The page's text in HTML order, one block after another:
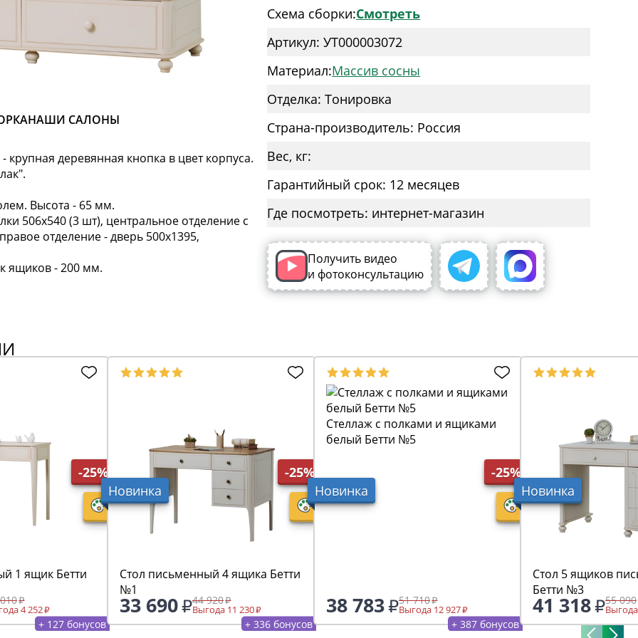
НАШИ САЛОНЫ
деревянная кнопка в цвет корпуса.
Высота - 65 мм.
506х540 (3 шт), центральное отделение с
правое отделение - дверь 500х1395,
ящиков - 200 мм.
Схема сборки:Смотреть
Артикул: УТ000003072
Материал:Массив сосны
Отделка: Тонировка
Страна-производитель: Россия
Вес, кг:
Гарантийный срок: 12 месяцев
Где посмотреть: интернет-магазин
Получить видео
и фотоконсультацию
-25%
1 ящик Бетти
4 252
+ 127 бонусов
Новинка
-25%
Стол письменный 4 ящика Бетти
№1
33 690 44 920
Выгода 11 230
+ 336 бонусов
Новинка
-25%
Стеллаж с полками и ящиками
белый Бетти №5
38 783 51 710
Выгода 12 927
+ 387 бонусов
Новинка
Стол 5 ящиков
Бетти №3
41 318 55 090